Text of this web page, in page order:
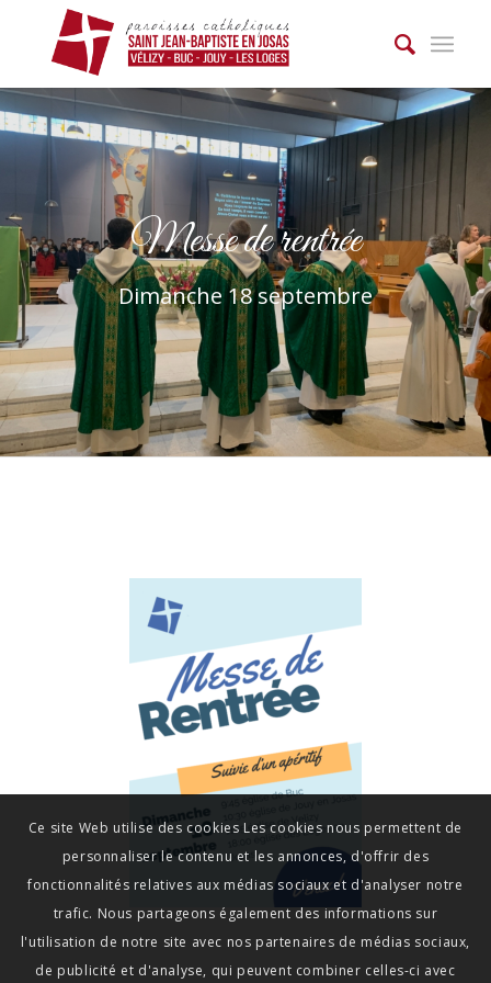
Messe de rentrée
Dimanche 18 septembre
Ce site Web utilise des cookies Les cookies nous permettent de
personnaliser le contenu et les annonces, d'offrir des
fonctionnalités relatives aux médias sociaux et d'analyser notre
trafic. Nous partageons également des informations sur
l'utilisation de notre site avec nos partenaires de médias sociaux,
de publicité et d'analyse, qui peuvent combiner celles-ci avec